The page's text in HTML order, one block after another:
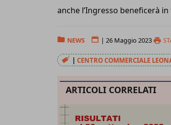
anche l’Ingresso beneficerà
NEWS | 26 Maggio 2023
| CENTRO COMMERCIALE
ARTICOLI CORRELATI